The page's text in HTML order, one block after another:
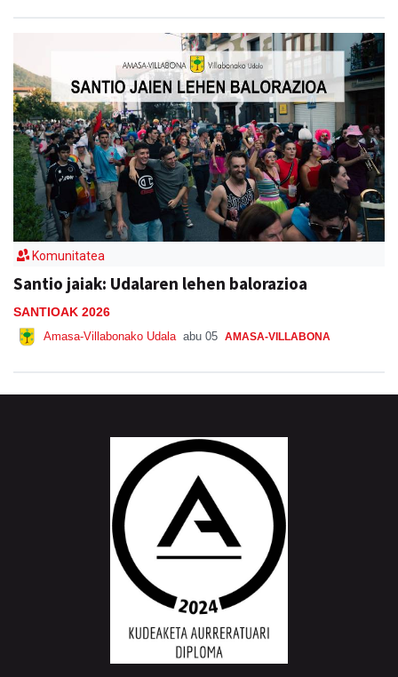
Komunitatea
Santio jaiak: Udalaren lehen balorazioa
SANTIOAK 2026
Amasa-Villabonako Udala abu 05 AMASA-VILLABONA